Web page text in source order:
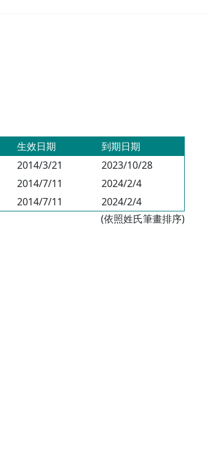
生效日期 到期日期
2014/3/21
2023/10/28
2014/7/11
2024/2/4
2014/7/11
2024/2/4
(依照姓氏筆畫排序)